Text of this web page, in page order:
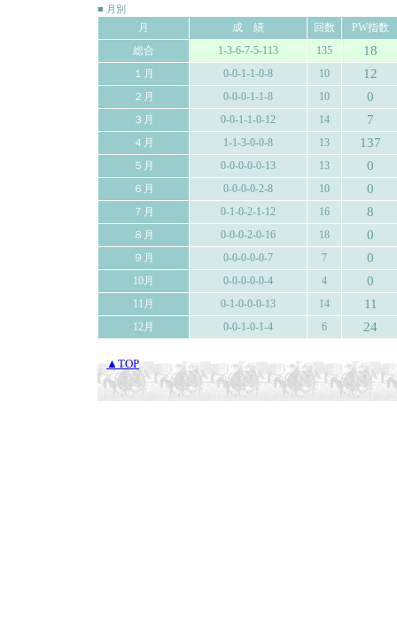
■ 月別
月 成 績 回数
PW指数
総合
1-3-6-7-5-113 135 18
１月 0-0-1-1-0-8 10 12
２月 0-0-0-1-1-8 10 0
３月 0-0-1-1-0-12 14 7
４月 1-1-3-0-0-8 13 137
５月 0-0-0-0-0-13 13 0
６月 0-0-0-0-2-8 10 0
７月 0-1-0-2-1-12 16 8
８月 0-0-0-2-0-16 18 0
９月 0-0-0-0-0-7 7 0
10月 0-0-0-0-0-4 4 0
11月 0-1-0-0-0-13 14 11
12月 0-0-1-0-1-4 6 24
▲TOP